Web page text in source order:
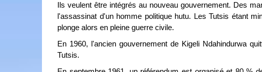
Ils veulent être intégrés au nouveau gouvernement. Des
l'assassinat d'un homme politique hutu. Les Tutsis étant
plonge alors en pleine guerre civile.
En 1960, l'ancien gouvernement de Kigeli Ndahindurwa
Tutsis.